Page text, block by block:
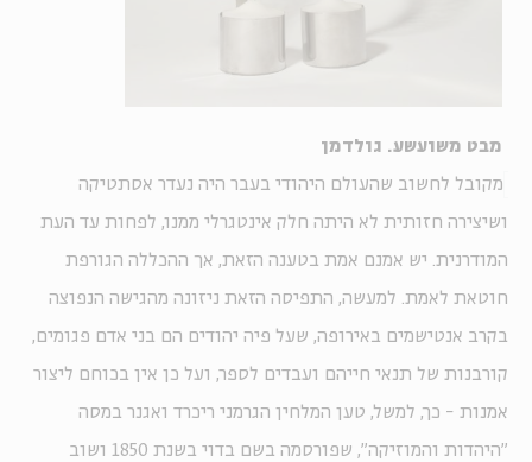
מבט משועשע. גולדמן
מקובל לחשוב שהעולם היהודי בעבר היה נעדר אסתטיקה
ושיצירה חזותית לא היתה חלק אינטגרלי ממנו, לפחות עד העת
המודרנית. יש אמנם אמת בטענה הזאת, אך ההכללה הגורפת
חוטאת לאמת. למעשה, התפיסה הזאת ניזונה מהגישה הנפוצה
בקרב אנטישמים באירופה, שעל פיה יהודים הם בני אדם פגומים,
קורבנות של תנאי חייהם ועבדים לספר, ועל כן אין בכוחם ליצור
אמנות - כך, למשל, טען המלחין הגרמני ריכרד ואגנר במסה
"היהדות והמוזיקה", שפורסמה בשם בדוי בשנת 1850 ושוב